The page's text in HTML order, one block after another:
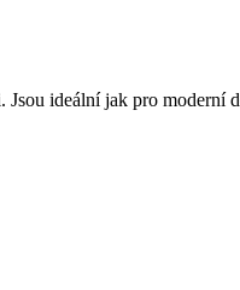
ideální jak pro